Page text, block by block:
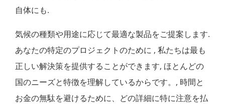
自体にも.
気候の種類や用途に応じて最適な製品をご提案します.
あなたの特定のプロジェクトのために , 私たちは最も
正しい解決策を提供することができます, ほとんどの
国のニーズと特徴を理解しているからです。, 時間と
お金の無駄を避けるために、どの詳細に特に注意を払